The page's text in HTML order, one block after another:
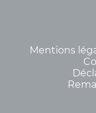
Mentions